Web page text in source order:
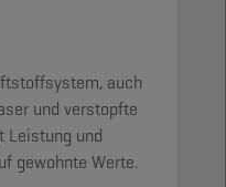
auch
und verstopfte
Leistung und
gewohnte Werte.